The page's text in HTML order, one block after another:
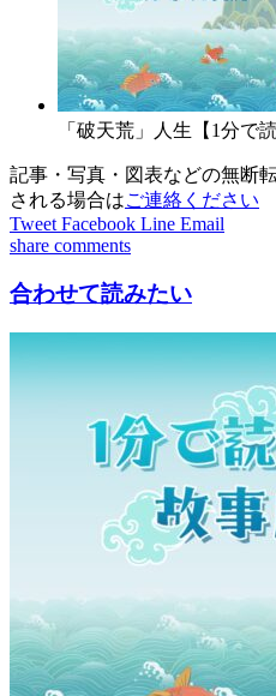
「破天荒」人生【1分で
記事・写真・図表などの無断
される場合はご連絡ください
Tweet Facebook Line Email
share comments
合わせて読みたい